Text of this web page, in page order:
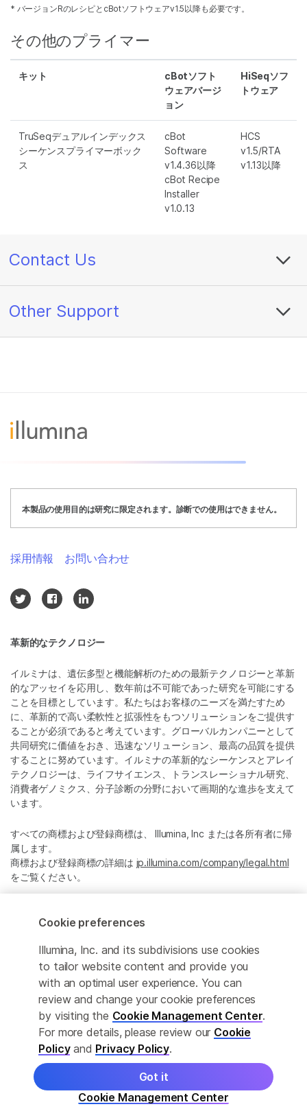
* バージョンRのレシピとcBotソフトウェアv1.5以降も必要です。
その他のプライマー
キット
cBotソフト
ウェアバージ
ョン
HiSeqソフ
トウェア
TruSeqデュアルインデックス
シーケンスプライマーボック
ス
cBot
Software
v1.4.36以降
cBot Recipe
Installer
v1.0.13
HCS
v1.5/RTA
v1.13以降
Contact Us
Other Support
本製品の使用目的は研究に限定されます。診断での使用はできません。
このページは機械翻訳を利用しております。なるべく正確な翻訳を
提供するために合理的な努力をしていますが、完全に正確な翻訳と
は限りませんので、あらかじめご了承ください。公式なコンテンツ
は英語版となります。
革新的なテクノロジー
イルミナは、遺伝多型と機能解析のための最新テクノロジーと革新
的なアッセイを応用し、数年前は不可能であった研究を可能にする
ことを目標としています。私たちはお客様のニーズを満たすため
に、革新的で高い柔軟性と拡張性をもつソリューションをご提供す
ることが必須であると考えています。グローバルカンパニーとして
共同研究に価値をおき、迅速なソリューション、最高の品質を提供
することに努めています。イルミナの革新的なシーケンスとアレイ
テクノロジーは、ライフサイエンス、トランスレーショナル研究、
消費者ゲノミクス、分子診断の分野において画期的な進歩を支えて
います。
すべての商標および登録商標は、 Illumina, Inc または各所有者に帰
属します。
商標および登録商標の詳細は jp.illumina.com/company/legal.html
をご覧ください。
Cookie Management Center
プライバシーポリシ
採用情報 お問い合わせ
© 2026 Illumina, Inc. All rights reserved.
Cookie preferences
Illumina, Inc. and its subdivisions use cookies
to tailor website content and provide you
with an optimal user experience. You can
review and change your cookie preferences
by visiting the Cookie Management Center.
For more details, please review our Cookie
Policyand Privacy Policy.
Cookie Management Center
Got it